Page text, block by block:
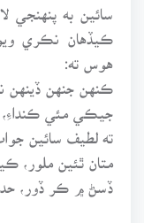
سائين به پنهنجي
ڪيڏهان نڪري
ڪنهن جنهن ڏينهن
جيڪي مئي
ته لطيف سائين
متان ٿئين ملور،
ڏسڻ ۾ ڪر ڏور،